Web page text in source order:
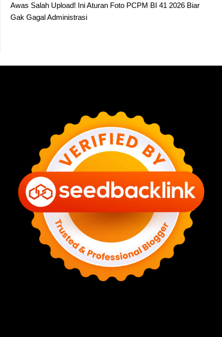
Awas Salah Upload! Ini Aturan Foto PCPM BI 41 2026 Biar
Gak Gagal Administrasi